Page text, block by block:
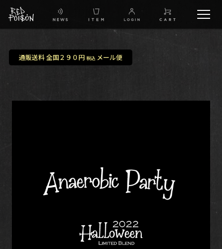
IG
通販送料 全国２９０円 税込メール便